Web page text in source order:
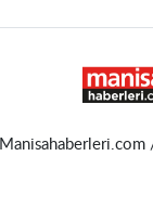
Manisahaberleri.com